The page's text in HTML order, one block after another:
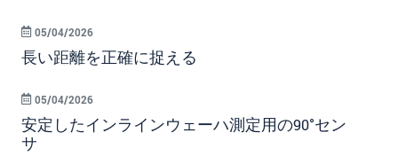
長い距離を正確に捉える
05/04/2026
安定したインラインウェーハ測定用の90°セン
サ
05/04/2026